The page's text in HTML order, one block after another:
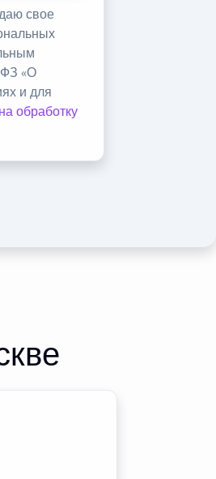
свое
ФЗ «О
и для
обработку